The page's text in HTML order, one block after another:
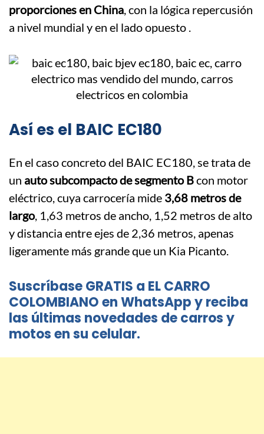
proporciones en China, con la lógica repercusión
a nivel mundial y en el lado opuesto .
Así es el BAIC EC180
En el caso concreto del BAIC EC180, se trata de
un auto subcompacto de segmento Bcon motor
eléctrico, cuya carrocería mide 3,68 metros de
largo, 1,63 metros de ancho, 1,52 metros de alto
y distancia entre ejes de 2,36 metros, apenas
ligeramente más grande que un Kia Picanto.
Suscríbase GRATIS a EL CARRO
COLOMBIANO en WhatsApp y reciba
las últimas novedades de carros y
motos en su celular.